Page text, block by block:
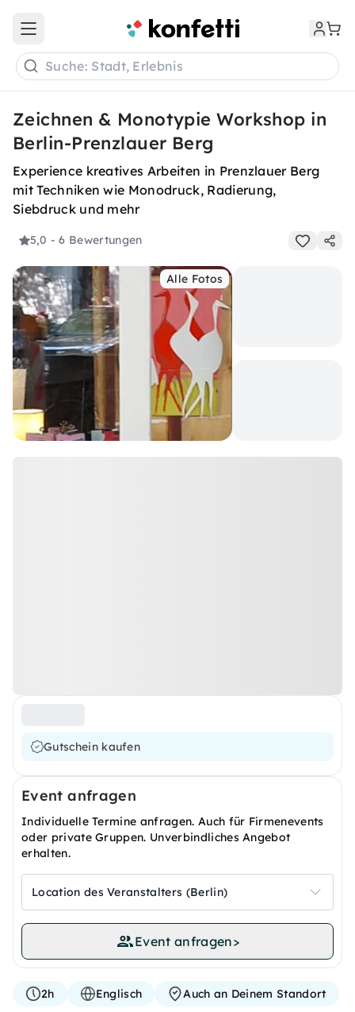
Open main menu
Suche: Stadt, Erlebnis
Zeichnen & Monotypie Workshop in
Berlin-Prenzlauer Berg
Experience kreatives Arbeiten in Prenzlauer Berg
mit Techniken wie Monodruck, Radierung,
Siebdruck und mehr
5,0 - 6 Bewertungen
Alle Fotos
Gutschein kaufen
Event anfragen
Individuelle Termine anfragen. Auch für Firmenevents
oder private Gruppen. Unverbindliches Angebot
erhalten.
Location des Veranstalters (Berlin)
Event anfragen>
2h Englisch Auch an Deinem Standort